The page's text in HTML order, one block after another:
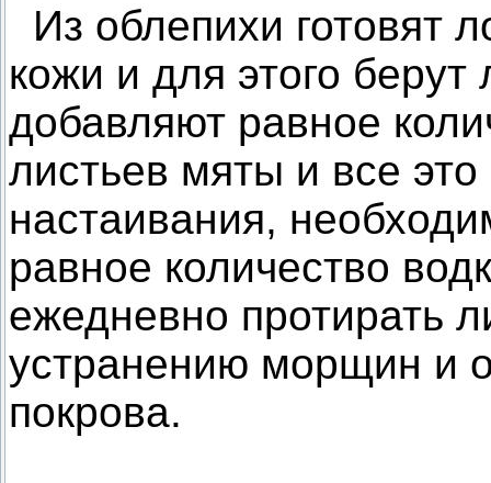
Из облепихи готовят
кожи и для этого берут
добавляют равное
листьев мяты и все
настаивания,
равное количество
ежедневно протирать
устранению морщин и
покрова.